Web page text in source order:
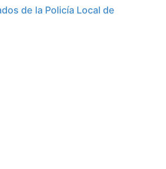
de la Policía Local de